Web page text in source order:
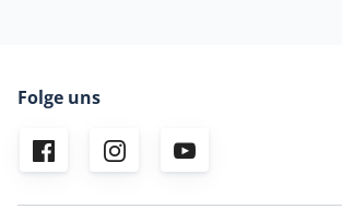
Folge uns